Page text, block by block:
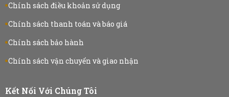
Chính sách điều khoản sử dụng
Chính sách thanh toán và báo giá
Chính sách bảo hành
Chính sách vận chuyển và giao nhận
Kết Nối Với Chúng Tôi